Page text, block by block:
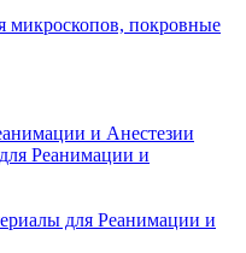
микроскопов, покровные
и Анестезии
Реанимации и
для Реанимации и